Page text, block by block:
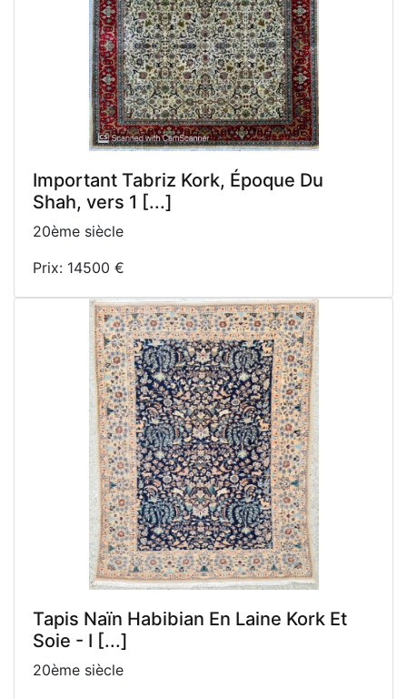
Important Tabriz Kork, Époque Du
Shah, vers 1 [...]
20ème siècle
Prix: 14500 €
Tapis Naïn Habibian En Laine Kork Et
Soie - I [...]
20ème siècle